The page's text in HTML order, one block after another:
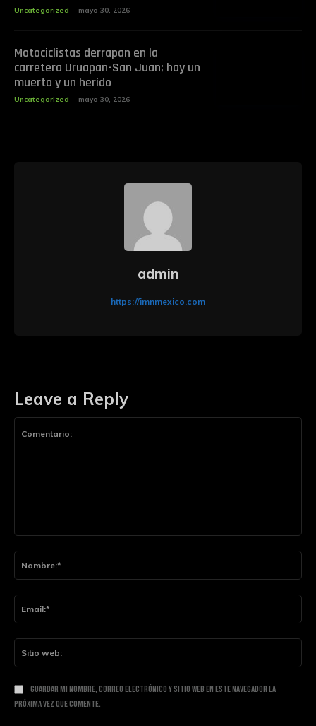
Uncategorized mayo 30, 2026
Motociclistas derrapan en la
carretera Uruapan-San Juan; hay un
muerto y un herido
Uncategorized mayo 30, 2026
Leave a Reply
Guardar mi nombre, correo electrónico y sitio web en este navegador la
próxima vez que comente.
admin
https://imnmexico.com